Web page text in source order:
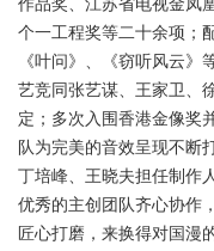
个一工程奖等二十余项；
《叶问》、《窃听风云
艺竞同张艺谋、王家卫、
定；多次入围香港金像奖
队为完美的音效呈现不断
丁培峰、王晓夫担任制作
优秀的主创团队齐心协作
匠心打磨，来换得对国漫